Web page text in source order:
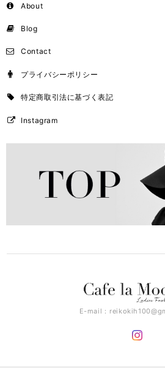
About
Blog
Contact
プライバシーポリシー
特定商取引法に基づく表記
Instagram
E-mail：